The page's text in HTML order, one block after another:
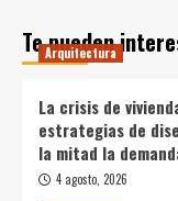
Te pueden
Arquitectura
La crisis de
estrategias de
la mitad la
4 agosto, 2026